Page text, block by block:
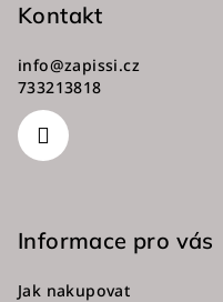
Kontakt
info@zapissi.cz
733213818
Informace pro vás
Jak nakupovat